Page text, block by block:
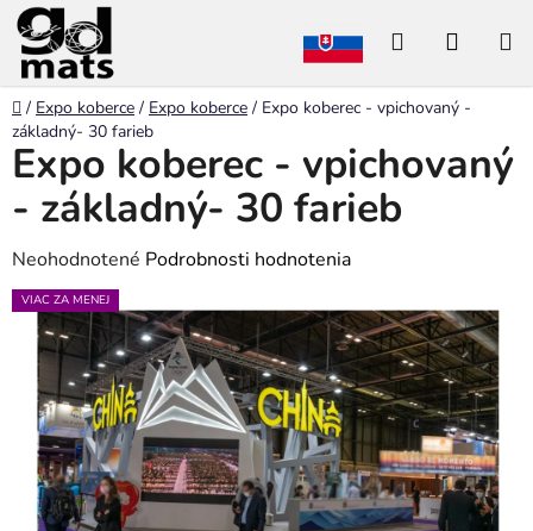
Prejsť
na
obsah
Hľadať
Domov
/ Expo koberce / Expo koberce / Expo koberec - vpichovaný -
základný- 30 farieb
Expo koberec - vpichovaný
- základný- 30 farieb
Priemerné
hodnotenie
produktu
0,0
hviezdičiek.
Neohodnotené Podrobnosti hodnotenia
VIAC ZA MENEJ